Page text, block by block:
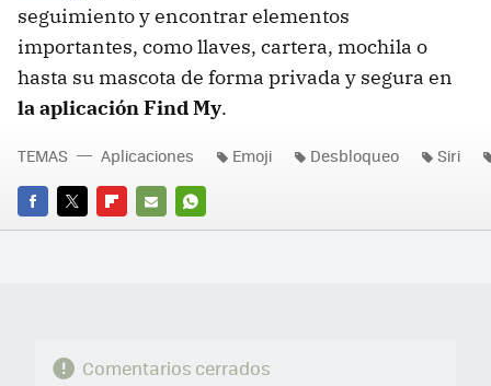
seguimiento y encontrar elementos
importantes, como llaves, cartera, mochila o
hasta su mascota de forma privada y segura en
la aplicación Find My.
FACEBOOK
TWITTERFLIPBOARD
E-
WHATSAPP
TEMAS Aplicaciones Emoji Desbloqueo Siri
Comentarios cerrados